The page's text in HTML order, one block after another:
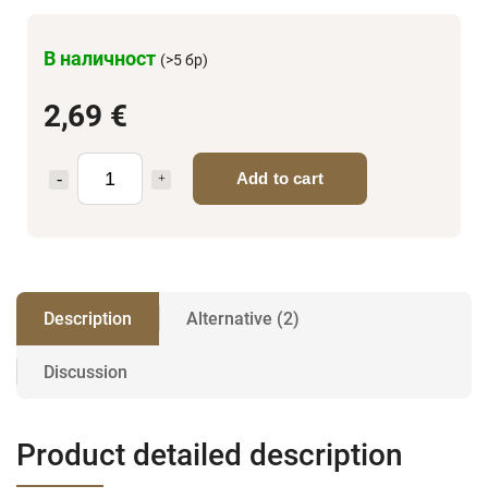
2,69 €
Add to cart
В наличност (>5 бр)
Description Alternative (2)
Discussion
Product detailed description